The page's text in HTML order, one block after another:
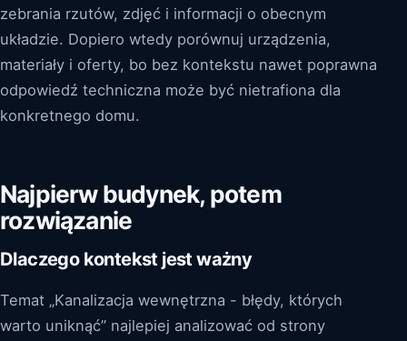
zebrania rzutów, zdjęć i informacji o obecnym
układzie. Dopiero wtedy porównuj urządzenia,
materiały i oferty, bo bez kontekstu nawet poprawna
odpowiedź techniczna może być nietrafiona dla
konkretnego domu.
Najpierw budynek, potem
rozwiązanie
Dlaczego kontekst jest ważny
Temat „Kanalizacja wewnętrzna - błędy, których
warto uniknąć” najlepiej analizować od strony